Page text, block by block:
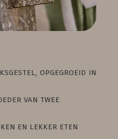
opgegroeid in
van twee
en lekker eten